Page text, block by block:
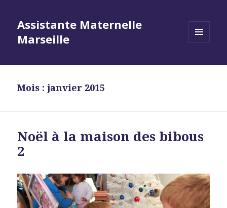
Assistante Maternelle
Marseille
WIDGETS
Mois : janvier 2015
Noël à la maison des bibous
2